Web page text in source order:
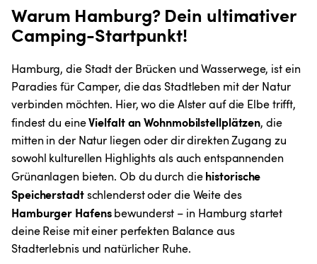
Warum Hamburg? Dein ultimativer
Camping-Startpunkt!
Hamburg, die Stadt der Brücken und Wasserwege, ist ein
Paradies für Camper, die das Stadtleben mit der Natur
verbinden möchten. Hier, wo die Alster auf die Elbe trifft,
findest du eine Vielfalt an Wohnmobilstellplätzen, die
mitten in der Natur liegen oder dir direkten Zugang zu
sowohl kulturellen Highlights als auch entspannenden
Grünanlagen bieten. Ob du durch die historische
Speicherstadt schlenderst oder die Weite des
Hamburger Hafens bewunderst – in Hamburg startet
deine Reise mit einer perfekten Balance aus
Stadterlebnis und natürlicher Ruhe.